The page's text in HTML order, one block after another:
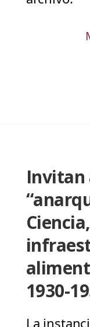
Invitan
1930-
La